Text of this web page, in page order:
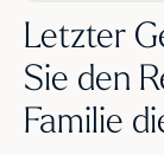
Letzter
Sie den
Familie